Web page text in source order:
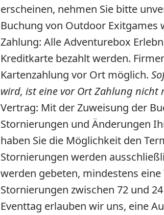
erscheinen, nehmen Sie bitte
Buchung von Outdoor Exitgames
Zahlung: Alle Adventurebox
Kreditkarte bezahlt werden.
Kartenzahlung vor Ort möglich.
wird, ist eine vor Ort Zahlung nicht
Vertrag: Mit der Zuweisung der
Stornierungen und Änderungen
haben Sie die Möglichkeit den
Stornierungen werden
werden gebeten, mindestens
Stornierungen zwischen 72 und
Eventtag erlauben wir uns, eine